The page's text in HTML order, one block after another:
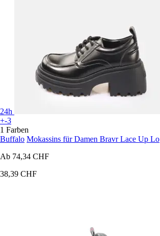
24h
+-3
1 Farben
Buffalo Mokassins für Damen Bravr Lace Up Lo
Ab 74,34 CHF
38,39 CHF